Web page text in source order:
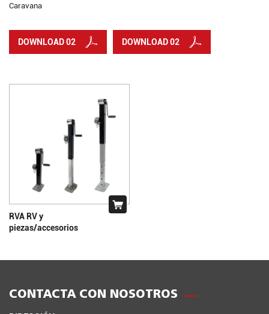
Caravana
DOWNLOAD 02 DOWNLOAD 02
RVA RV y
piezas/accesorios
CONTACTA CON NOSOTROS